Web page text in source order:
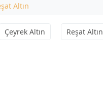
Altın
Çeyrek Altın Reşat Altın